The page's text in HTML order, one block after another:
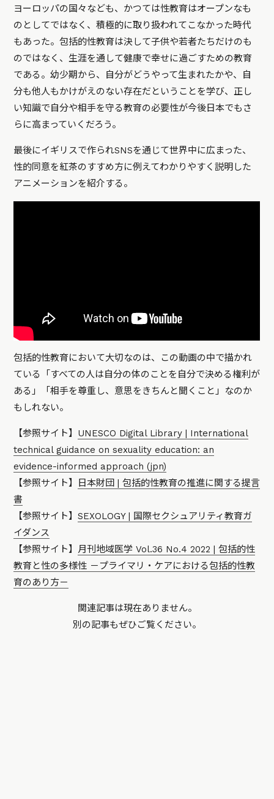
ヨーロッパの国々なども、かつては性教育はオープンなも
のとしてではなく、積極的に取り扱われてこなかった時代
もあった。包括的性教育は決して子供や若者たちだけのも
のではなく、生涯を通して健康で幸せに過ごすための教育
である。幼少期から、自分がどうやって生まれたかや、自
分も他人もかけがえのない存在だということを学び、正し
い知識で自分や相手を守る教育の必要性が今後日本でもさ
らに高まっていくだろう。
最後にイギリスで作られSNSを通じて世界中に広まった、
性的同意を紅茶のすすめ方に例えてわかりやすく説明した
アニメーションを紹介する。
包括的性教育において大切なのは、この動画の中で描かれ
ている「すべての人は自分の体のことを自分で決める権利が
ある」「相手を尊重し、意思をきちんと聞くこと」なのか
もしれない。
【参照サイト】 UNESCO Digital Library | International
technical guidance on sexuality education: an
evidence-informed approach (jpn)
【参照サイト】
日本財団 | 包括的性教育の推進に関する提言
書
【参照サイト】SEXOLOGY | 国際セクシュアリティ教育ガ
イダンス
【参照サイト】 月刊地域医学 Vol.36 No.4 2022 | 包括的性
教育と性の多様性 －プライマリ・ケアにおける包括的性教
育のあり方－
関連記事は現在ありません。
別の記事もぜひご覧ください。